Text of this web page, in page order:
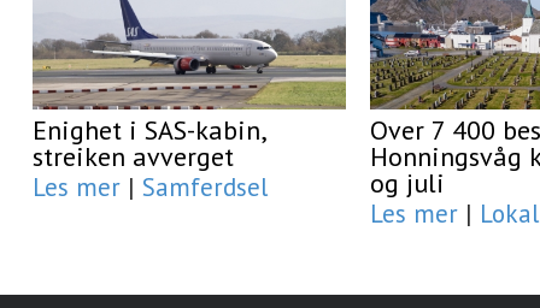
Enighet i SAS-kabin,
streiken avverget
Les mer | Samferdsel
Over 7 400
Honningsvåg
og juli
Les mer | Lokal